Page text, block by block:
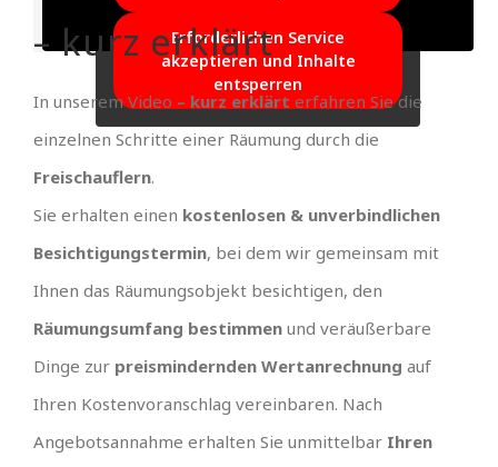
Erforderlichen Service
akzeptieren und Inhalte
entsperren
– kurz erklärt
In unserem Video – kurz erklärt erfahren Sie die
einzelnen Schritte einer Räumung durch die
Freischauflern.
Sie erhalten einen kostenlosen & unverbindlichen
Besichtigungstermin, bei dem wir gemeinsam mit
Ihnen das Räumungsobjekt besichtigen, den
Räumungsumfang bestimmen und veräußerbare
Dinge zur preismindernden Wertanrechnung auf
Ihren Kostenvoranschlag vereinbaren. Nach
Angebotsannahme erhalten Sie unmittelbar Ihren